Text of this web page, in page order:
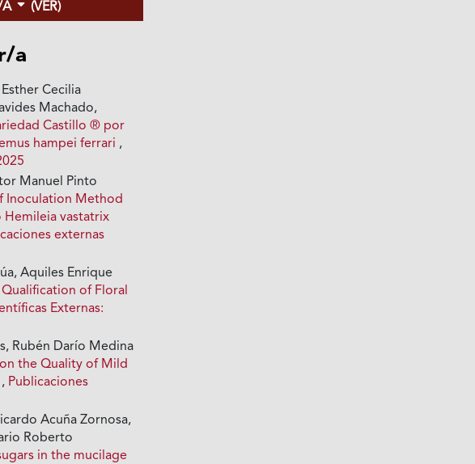
A (VER)
a
Cecilia
Machado,
Castillo ® por
hampei ferrari ,
Manuel Pinto
Inoculation Method
Hemileia vastatrix
externas
Aquiles Enrique
of Floral
Externas:
Rubén Darío Medina
the Quality of Mild
, Publicaciones
Acuña Zornosa,
Roberto
in the mucilage